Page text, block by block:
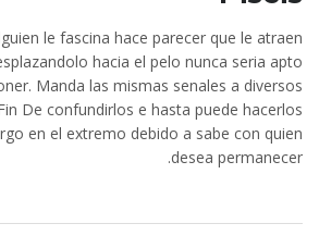
le fascina hace parecer que le atraen
hacia el pelo nunca seri­a apto
Manda las mismas senales a diversos
De confundirlos e hasta puede hacerlos
en el extremo debido a sabe con quien
desea permanecer.